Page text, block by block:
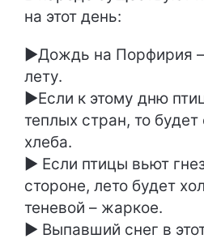
на этот день:
►Дождь на Порфирия
лету.
►Если к этому дню
теплых стран, то
хлеба.
► Если птицы вьют
стороне, лето будет
теневой – жаркое.
► Выпавший снег в